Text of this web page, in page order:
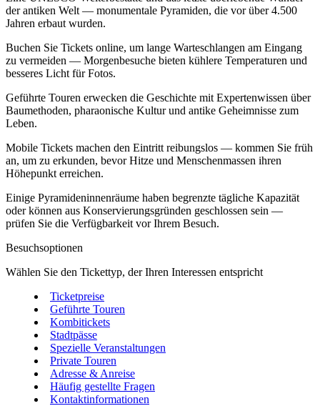
der antiken Welt — monumentale Pyramiden, die vor über 4.500
Jahren erbaut wurden.
Buchen Sie Tickets online, um lange Warteschlangen am Eingang
zu vermeiden — Morgenbesuche bieten kühlere Temperaturen und
besseres Licht für Fotos.
Geführte Touren erwecken die Geschichte mit Expertenwissen über
Baumethoden, pharaonische Kultur und antike Geheimnisse zum
Leben.
Mobile Tickets machen den Eintritt reibungslos — kommen Sie früh
an, um zu erkunden, bevor Hitze und Menschenmassen ihren
Höhepunkt erreichen.
Einige Pyramideninnenräume haben begrenzte tägliche Kapazität
oder können aus Konservierungsgründen geschlossen sein —
prüfen Sie die Verfügbarkeit vor Ihrem Besuch.
Besuchsoptionen
Wählen Sie den Tickettyp, der Ihren Interessen entspricht
Ticketpreise
Geführte Touren
Kombitickets
Stadtpässe
Spezielle Veranstaltungen
Private Touren
Adresse & Anreise
Häufig gestellte Fragen
Kontaktinformationen